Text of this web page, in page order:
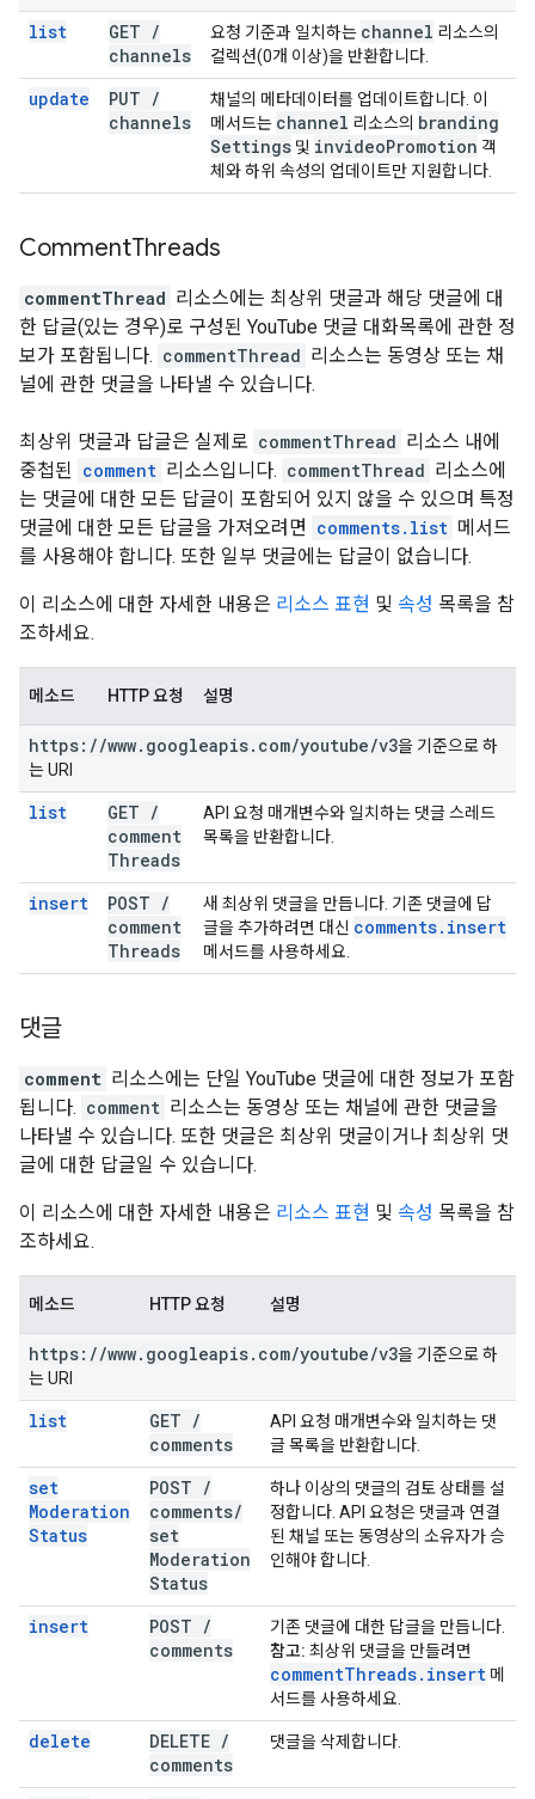
list GET /
channels
요청 기준과 일치하는 channel 리소스의
컬렉션(0개 이상)을 반환합니다.
update PUT /
channels
채널의 메타데이터를 업데이트합니다. 이
메서드는 channel 리소스의 branding
Settings 및 invideoPromotion 객
체와 하위 속성의 업데이트만 지원합니다.
CommentThreads
commentThread 리소스에는 최상위 댓글과 해당 댓글에 대
한 답글(있는 경우)로 구성된 YouTube 댓글 대화목록에 관한 정
보가 포함됩니다. commentThread 리소스는 동영상 또는 채
널에 관한 댓글을 나타낼 수 있습니다.
최상위 댓글과 답글은 실제로 commentThread 리소스 내에
중첩된 comment 리소스입니다. commentThread 리소스에
는 댓글에 대한 모든 답글이 포함되어 있지 않을 수 있으며 특정
댓글에 대한 모든 답글을 가져오려면 comments.list 메서드
를 사용해야 합니다. 또한 일부 댓글에는 답글이 없습니다.
이 리소스에 대한 자세한 내용은 리소스 표현 및 속성 목록을 참
조하세요.
메소드 HTTP 요청 설명
https: //www. googleapis. com/youtube/v3을 기준으로 하
는 URI
list GET /
comment
Threads
API 요청 매개변수와 일치하는 댓글 스레드
목록을 반환합니다.
insert POST /
comment
Threads
새 최상위 댓글을 만듭니다. 기존 댓글에 답
글을 추가하려면 대신 comments. insert
메서드를 사용하세요.
댓글
comment 리소스에는 단일 YouTube 댓글에 대한 정보가 포함
됩니다. comment 리소스는 동영상 또는 채널에 관한 댓글을
나타낼 수 있습니다. 또한 댓글은 최상위 댓글이거나 최상위 댓
글에 대한 답글일 수 있습니다.
이 리소스에 대한 자세한 내용은 리소스 표현 및 속성 목록을 참
조하세요.
메소드 HTTP 요청 설명
https: //www. googleapis. com/youtube/v3을 기준으로 하
는 URI
list GET /
comments
API 요청 매개변수와 일치하는 댓
글 목록을 반환합니다.
set
Moderation
Status
POST /
comments/
set
Moderation
Status
하나 이상의 댓글의 검토 상태를 설
정합니다. API 요청은 댓글과 연결
된 채널 또는 동영상의 소유자가 승
인해야 합니다.
insert POST /
comments
기존 댓글에 대한 답글을 만듭니다.
참고: 최상위 댓글을 만들려면
commentThreads. insert 메
서드를 사용하세요.
delete DELETE /
comments
댓글을 삭제합니다.